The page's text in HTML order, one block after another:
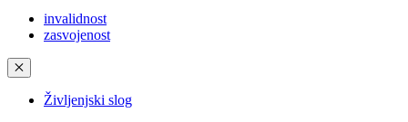
invalidnost
zasvojenost
✕
Življenjski slog